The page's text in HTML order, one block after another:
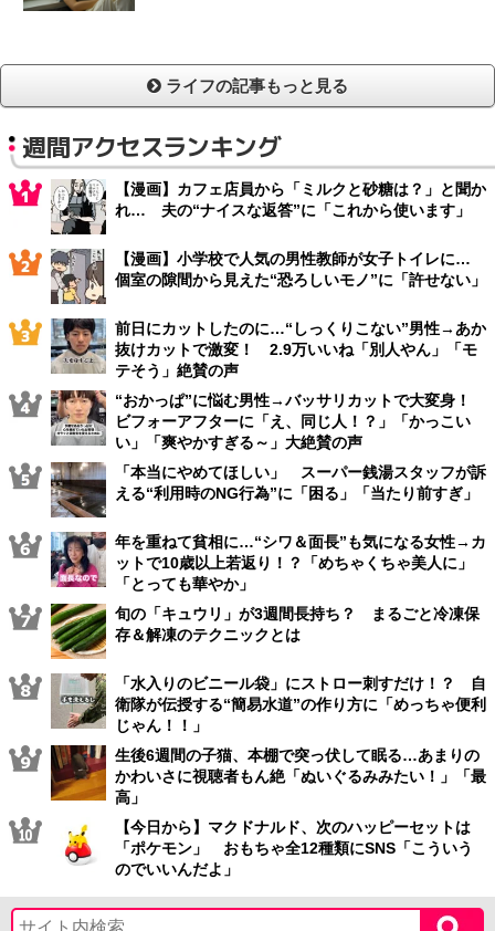
ライフの記事もっと見る
週間アクセスランキング
【漫画】カフェ店員から「ミルクと砂糖は？」と聞か
れ… 夫の“ナイスな返答”に「これから使います」
【漫画】小学校で人気の男性教師が女子トイレに…
個室の隙間から見えた“恐ろしいモノ”に「許せない」
前日にカットしたのに…“しっくりこない”男性→あか
抜けカットで激変！ 2.9万いいね「別人やん」「モ
テそう」絶賛の声
“おかっぱ”に悩む男性→バッサリカットで大変身！
ビフォーアフターに「え、同じ人！？」「かっこい
い」「爽やかすぎる～」大絶賛の声
「本当にやめてほしい」 スーパー銭湯スタッフが訴
える“利用時のNG行為”に「困る」「当たり前すぎ」
年を重ねて貧相に…“シワ＆面長”も気になる女性→カ
ットで10歳以上若返り！？「めちゃくちゃ美人に」
「とっても華やか」
旬の「キュウリ」が3週間長持ち？ まるごと冷凍保
存＆解凍のテクニックとは
「水入りのビニール袋」にストロー刺すだけ！？ 自
衛隊が伝授する“簡易水道”の作り方に「めっちゃ便利
じゃん！！」
生後6週間の子猫、本棚で突っ伏して眠る…あまりの
かわいさに視聴者もん絶「ぬいぐるみみたい！」「最
高」
【今日から】マクドナルド、次のハッピーセットは
「ポケモン」 おもちゃ全12種類にSNS「こういう
のでいいんだよ」